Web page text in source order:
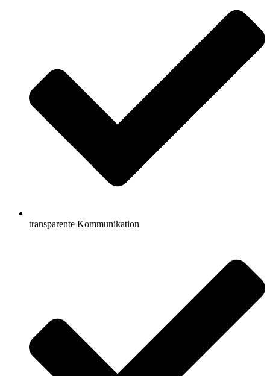
transparente Kommunikation